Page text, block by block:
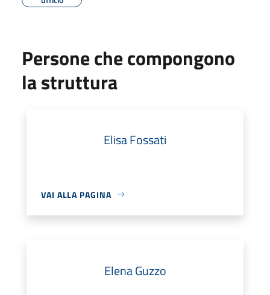
Persone che compongono
la struttura
Elisa Fossati
VAI ALLA PAGINA
Elena Guzzo